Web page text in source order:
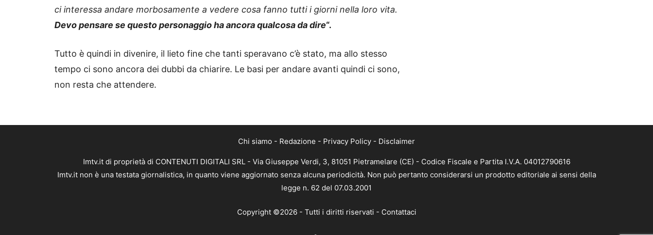
ci interessa andare morbosamente a vedere cosa fanno tutti i giorni nella loro vita.
Devo pensare se questo personaggio ha ancora qualcosa da dire“.
Tutto è quindi in divenire, il lieto fine che tanti speravano c’è stato, ma allo stesso
tempo ci sono ancora dei dubbi da chiarire. Le basi per andare avanti quindi ci sono,
non resta che attendere.
Chi siamo - Redazione - Privacy Policy - Disclaimer
Imtv.it di proprietà di CONTENUTI DIGITALI SRL - Via Giuseppe Verdi, 3, 81051 Pietramelare (CE) - Codice Fiscale e Partita I.V.A. 04012790616
Imtv.it non è una testata giornalistica, in quanto viene aggiornato senza alcuna periodicità. Non può pertanto considerarsi un prodotto editoriale ai sensi della
legge n. 62 del 07.03.2001
Copyright ©2026 - Tutti i diritti riservati - Contattaci